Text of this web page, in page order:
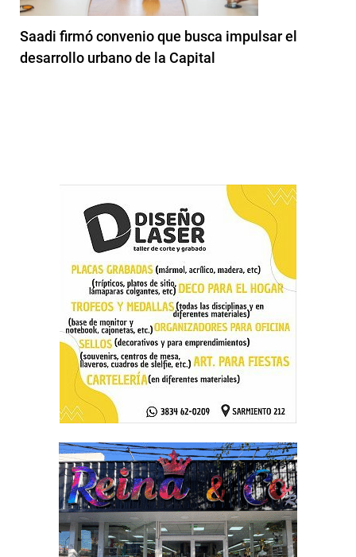
Saadi firmó convenio que busca impulsar el
desarrollo urbano de la Capital